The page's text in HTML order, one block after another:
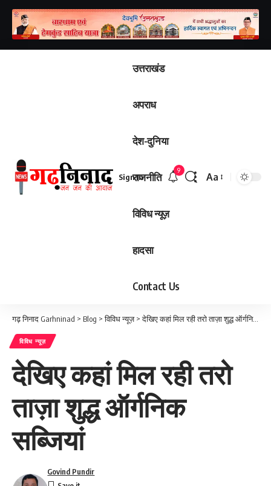
उत्तराखंड
अपराध
देश-दुनिया
राजनीति
विविध न्यूज़
हादसा
Contact Us
Sign In
9
Font
Aa
गढ़ निनाद Garhninad > Blog >विविध न्यूज़>देखिए कहां मिल रही तरो ताज़ा शुद्ध ऑर्गनिक सब्जियां
विविध न्यूज़
देखिए कहां मिल रही तरो
ताज़ा शुद्ध ऑर्गनिक
सब्जियां
Govind Pundir